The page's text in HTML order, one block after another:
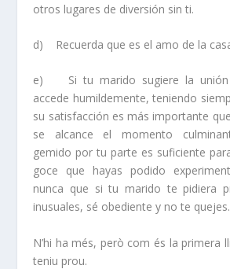
otros lugares de diversión sin ti.
d) Recuerda que es el amo de la
e) Si tu marido sugiere la
accede humildemente, teniendo
su satisfacción es más importante
se alcance el momento
gemido por tu parte es suficiente
goce que hayas podido
nunca que si tu marido te pidiera
inusuales, sé obediente y no te quejes.
N’hi ha més, però com és la primera
teniu prou.